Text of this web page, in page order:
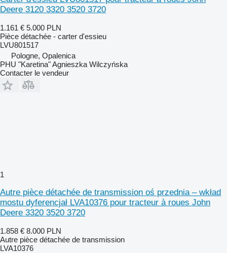
Deere 3120 3320 3520 3720
1.161 € 5.000 PLN
Pièce détachée - carter d'essieu
LVU801517
Pologne, Opalenica
PHU "Karetina" Agnieszka Wilczyńska
Contacter le vendeur
1
Autre pièce détachée de transmission oś przednia – wkład
mostu dyferencjał LVA10376 pour tracteur à roues John
Deere 3320 3520 3720
1.858 € 8.000 PLN
Autre pièce détachée de transmission
LVA10376